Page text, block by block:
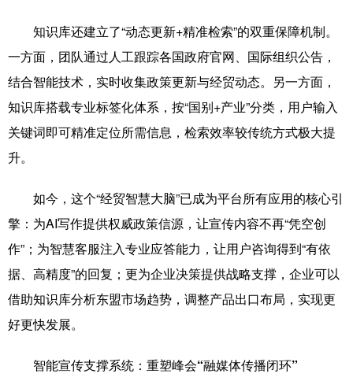
新疆 内蒙古 黑龙江
多语种频道
Español Français
Deutsch Português
知识库还建立了“动态更新+精准检索”的双重保障机制。
一方面，团队通过人工跟踪各国政府官网、国际组织公告，
结合智能技术，实时收集政策更新与经贸动态。另一方面，
知识库搭载专业标签化体系，按“国别+产业”分类，用户输入
关键词即可精准定位所需信息，检索效率较传统方式极大提
升。
如今，这个“经贸智慧大脑”已成为平台所有应用的核心引
擎：为AI写作提供权威政策信源，让宣传内容不再“凭空创
作”；为智慧客服注入专业应答能力，让用户咨询得到“有依
据、高精度”的回复；更为企业决策提供战略支撑，企业可以
借助知识库分析东盟市场趋势，调整产品出口布局，实现更
好更快发展。
智能宣传支撑系统：重塑峰会“融媒体传播闭环”